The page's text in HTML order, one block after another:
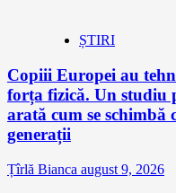
ȘTIRI
Copiii Europei au
forța fizică. Un studiu
arată cum se
generații
Țîrlă Bianca august 9, 2026